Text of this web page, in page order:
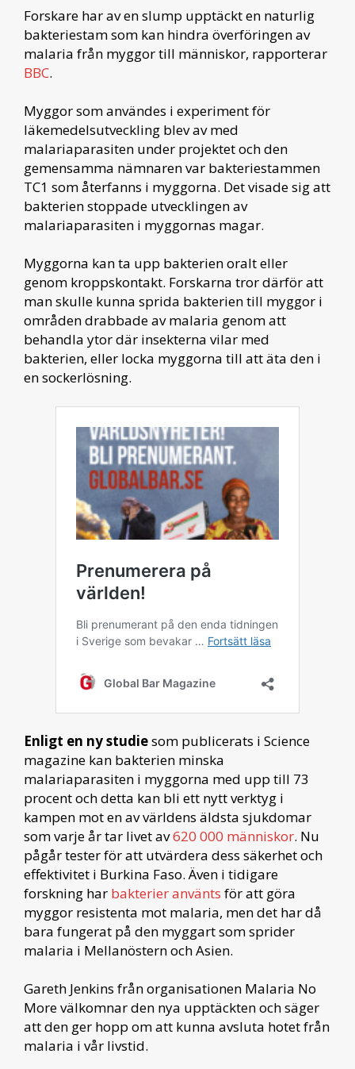
Forskare har av en slump upptäckt en naturlig
bakteriestam som kan hindra överföringen av
malaria från myggor till människor, rapporterar
BBC.
Myggor som användes i experiment för
läkemedelsutveckling blev av med
malariaparasiten under projektet och den
gemensamma nämnaren var bakteriestammen
TC1 som återfanns i myggorna. Det visade sig att
bakterien stoppade utvecklingen av
malariaparasiten i myggornas magar.
Myggorna kan ta upp bakterien oralt eller
genom kroppskontakt. Forskarna tror därför att
man skulle kunna sprida bakterien till myggor i
områden drabbade av malaria genom att
behandla ytor där insekterna vilar med
bakterien, eller locka myggorna till att äta den i
en sockerlösning.
Enligt en ny studiesom publicerats i Science
magazine kan bakterien minska
malariaparasiten i myggorna med upp till 73
procent och detta kan bli ett nytt verktyg i
kampen mot en av världens äldsta sjukdomar
som varje år tar livet av620 000 människor. Nu
pågår tester för att utvärdera dess säkerhet och
effektivitet i Burkina Faso. Även i tidigare
forskning har bakterier använts för att göra
myggor resistenta mot malaria, men det har då
bara fungerat på den myggart som sprider
malaria i Mellanöstern och Asien.
Gareth Jenkins från organisationen Malaria No
More välkomnar den nya upptäckten och säger
att den ger hopp om att kunna avsluta hotet från
malaria i vår livstid.